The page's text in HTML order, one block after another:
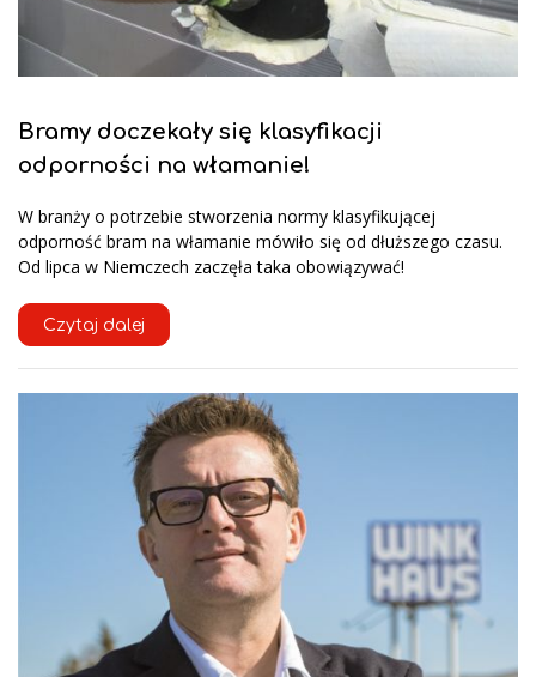
Bramy doczekały się klasyfikacji
odporności na włamanie!
W branży o potrzebie stworzenia normy klasyfikującej
odporność bram na włamanie mówiło się od dłuższego czasu.
Od lipca w Niemczech zaczęła taka obowiązywać!
Czytaj dalej